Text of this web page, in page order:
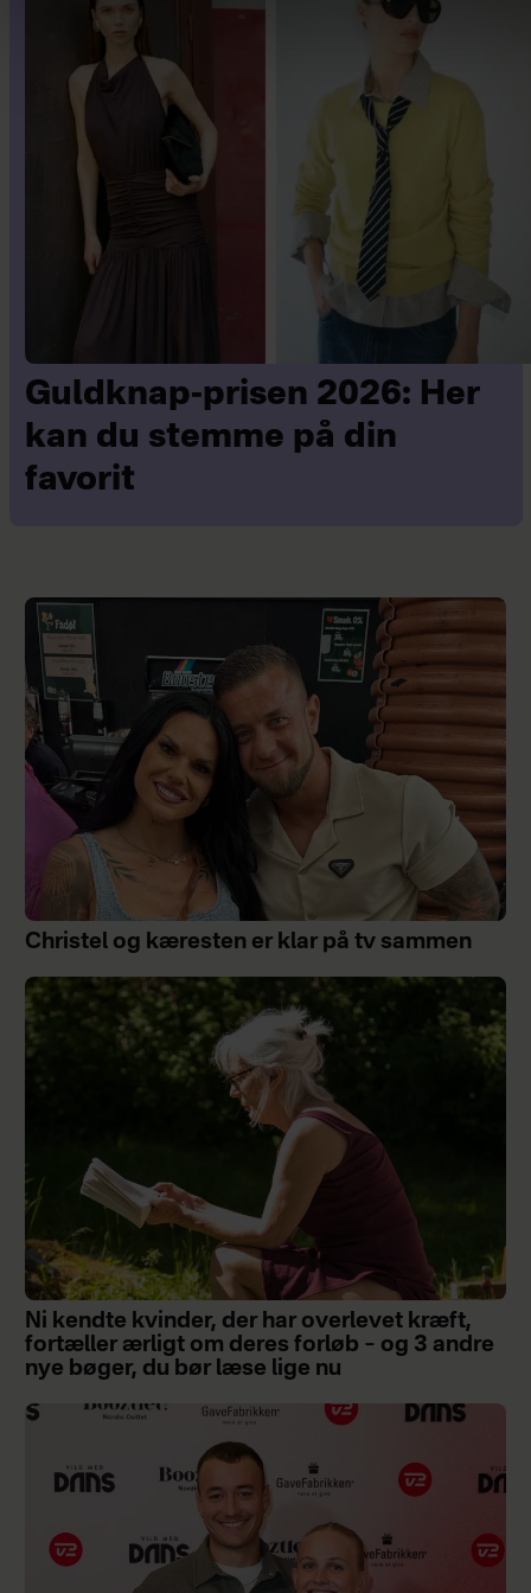
Guldknap-prisen 2026: Her
kan du stemme på din
favorit
Christel og kæresten er klar på tv sammen
Ni kendte kvinder, der har overlevet kræft,
fortæller ærligt om deres forløb – og 3 andre
nye bøger, du bør læse lige nu